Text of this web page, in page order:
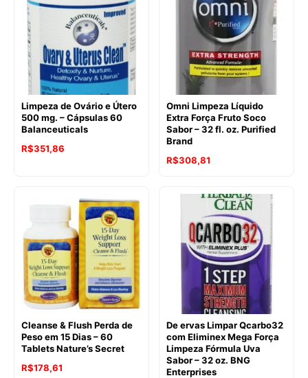
Limpeza de Ovário e Útero
500 mg. – Cápsulas 60
Balanceuticals
R$351,86
Omni Limpeza Líquido
Extra Força Fruto Soco
Sabor – 32 fl. oz. Purified
Brand
R$308,81
Cleanse & Flush Perda de
Peso em 15 Dias – 60
Tablets Nature’s Secret
R$178,61
De ervas Limpar Qcarbo32
com Eliminex Mega Força
Limpeza Fórmula Uva
Sabor – 32 oz. BNG
Enterprises